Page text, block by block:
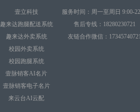
壹立科技
趣来达跑腿配送系统
趣来达外卖系统
校园外卖系统
校园跑腿系统
壹脉销客AI名片
壹脉销客电子名片
来云台AI云配
服务时间：周一至周日 9:00-
售后专线：18280230721
友链合作微信：